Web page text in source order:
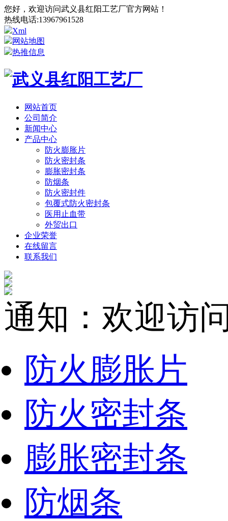
您好，欢迎访问武义县红阳工艺厂官方网站！
热线电话:13967961528
Xml
网站地图
热推信息
网站首页
公司简介
新闻中心
产品中心
防火膨胀片
防火密封条
膨胀密封条
防烟条
防火密封件
包覆式防火密封条
医用止血带
外贸出口
企业荣誉
在线留言
联系我们
通知：欢迎访
防火膨胀片
防火密封条
膨胀密封条
防烟条